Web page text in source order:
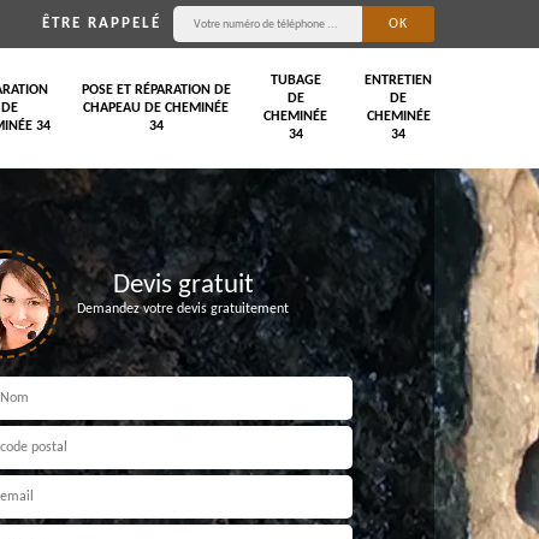
ÊTRE RAPPELÉ
DE
34
POSE ET RÉPARATION DE
CHAPEAU DE CHEMINÉE
34
TUBAGE
DE
CHEMINÉE
34
ENTRETIEN
DE
CHEMINÉE
34
Devis gratuit
Demandez votre devis gratuitement